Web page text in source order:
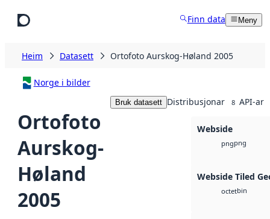
Finn data Meny
Heim Datasett Ortofoto Aurskog-Høland 2005
Norge i bilder
Ortofoto
Aurskog-
Høland
2005
Bruk datasett Distribusjonar 8 API-ar
Webside
pngpng
Webside Tiled
octetbin